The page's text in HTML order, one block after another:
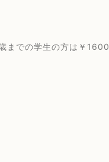
の学生の方は￥1600